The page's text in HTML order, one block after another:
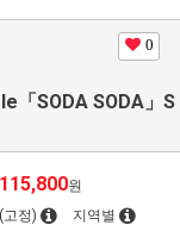
0
「SODA SODA」S
115,800원
(고정) 지역별